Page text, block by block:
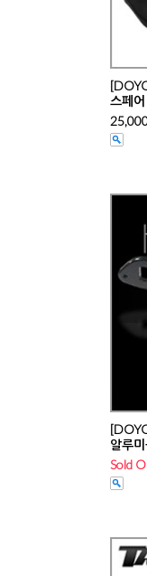
스페
알루
Sold